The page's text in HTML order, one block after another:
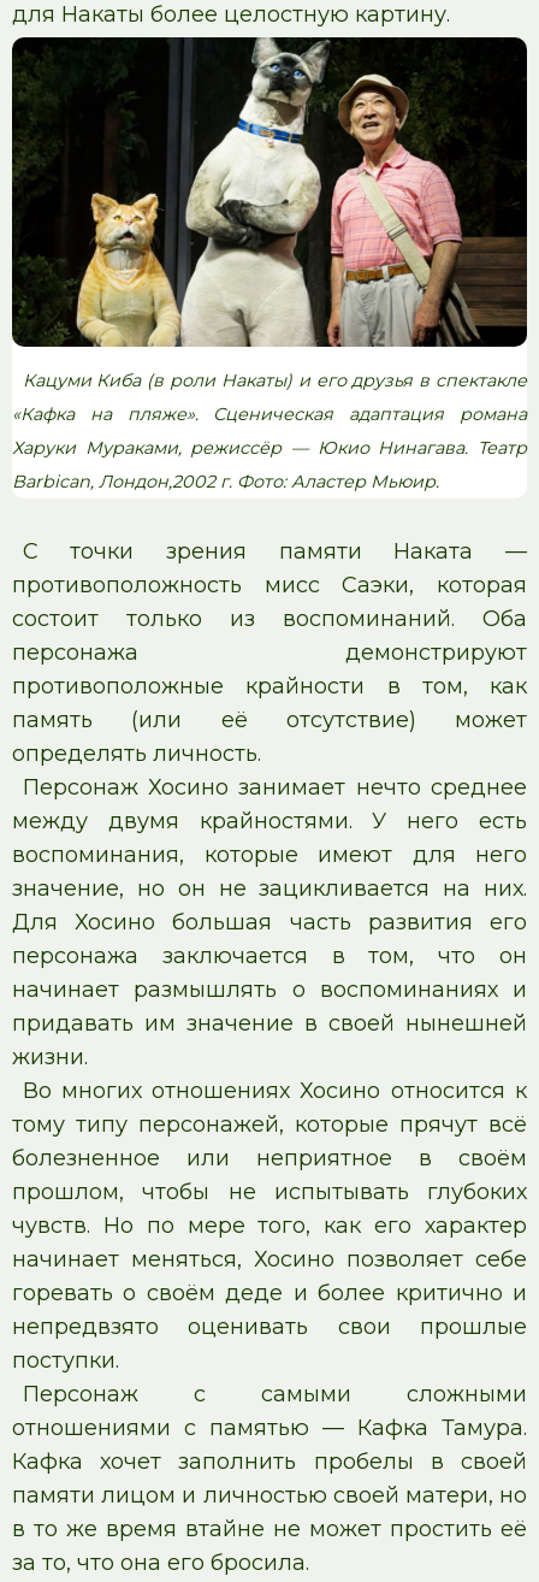
для Накаты более целостную картину.
Кацуми Киба (в роли Накаты) и его друзья в спектакле
«Кафка на пляже». Сценическая адаптация романа
Харуки Мураками, режиссёр — Юкио Нинагава. Театр
Barbican, Лондон,2002 г. Фото: Аластер Мьюир.
С точки зрения памяти Наката —
противоположность мисс Саэки, которая
состоит только из воспоминаний. Оба
персонажа демонстрируют
противоположные крайности в том, как
память (или её отсутствие) может
определять личность.
Персонаж Хосино занимает нечто среднее
между двумя крайностями. У него есть
воспоминания, которые имеют для него
значение, но он не зацикливается на них.
Для Хосино большая часть развития его
персонажа заключается в том, что он
начинает размышлять о воспоминаниях и
придавать им значение в своей нынешней
жизни.
Во многих отношениях Хосино относится к
тому типу персонажей, которые прячут всё
болезненное или неприятное в своём
прошлом, чтобы не испытывать глубоких
чувств. Но по мере того, как его характер
начинает меняться, Хосино позволяет себе
горевать о своём деде и более критично и
непредвзято оценивать свои прошлые
поступки.
Персонаж с самыми сложными
отношениями с памятью — Кафка Тамура.
Кафка хочет заполнить пробелы в своей
памяти лицом и личностью своей матери, но
в то же время втайне не может простить её
за то, что она его бросила.